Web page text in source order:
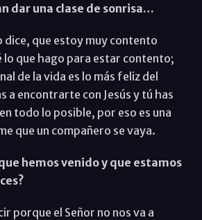
dar una clase de sonrisa…
dice, que estoy muy contento
lo que hago para estar contento;
de la vida es lo más feliz del
a encontrarte con Jesús y tú has
todo lo posible, por eso es una
que un compañero se vaya.
hemos venido y que estamos
porque el Señor no nos va a